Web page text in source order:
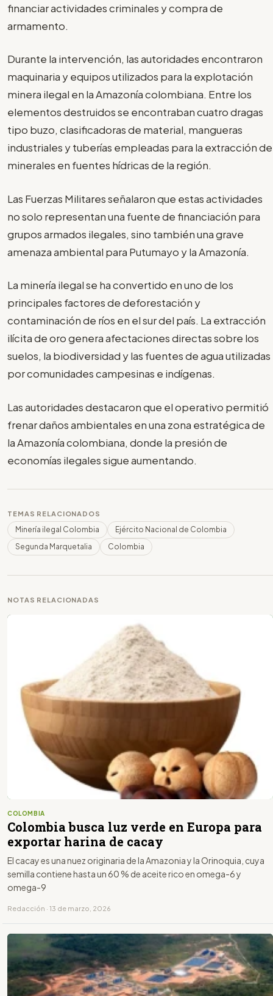
financiar actividades criminales y compra de
armamento.
Durante la intervención, las autoridades encontraron
maquinaria y equipos utilizados para la explotación
minera ilegal en la Amazonía colombiana. Entre los
elementos destruidos se encontraban cuatro dragas
tipo buzo, clasificadoras de material, mangueras
industriales y tuberías empleadas para la extracción de
minerales en fuentes hídricas de la región.
Las Fuerzas Militares señalaron que estas actividades
no solo representan una fuente de financiación para
grupos armados ilegales, sino también una grave
amenaza ambiental para Putumayo y la Amazonía.
La minería ilegal se ha convertido en uno de los
principales factores de deforestación y
contaminación de ríos en el sur del país. La extracción
ilícita de oro genera afectaciones directas sobre los
suelos, la biodiversidad y las fuentes de agua utilizadas
por comunidades campesinas e indígenas.
Las autoridades destacaron que el operativo permitió
frenar daños ambientales en una zona estratégica de
la Amazonía colombiana, donde la presión de
economías ilegales sigue aumentando.
TEMAS RELACIONADOS
Minería ilegal Colombia
Ejército Nacional de Colombia
Segunda Marquetalia
Colombia
NOTAS RELACIONADAS
COLOMBIA
Colombia busca luz verde en Europa para
exportar harina de cacay
El cacay es una nuez originaria de la Amazonia y la Orinoquia, cuya
semilla contiene hasta un 60 % de aceite rico en omega-6 y
omega-9
Redacción · 13 de marzo, 2026